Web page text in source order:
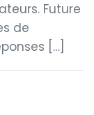
Future
de
[…]